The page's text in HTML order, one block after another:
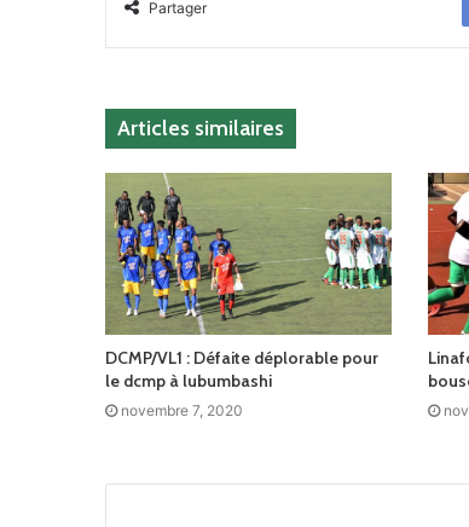
Partager
Articles similaires
DCMP/VL1 : Défaite déplorable pour
le dcmp à lubumbashi
novembre 7, 2020